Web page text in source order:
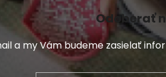
Odoberať
a my Vám budeme zasielať